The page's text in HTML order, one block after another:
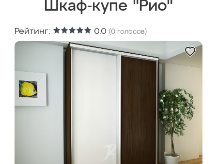
Шкаф-купе "Рио"
Рейтинг: 0.0 (0 голосов)